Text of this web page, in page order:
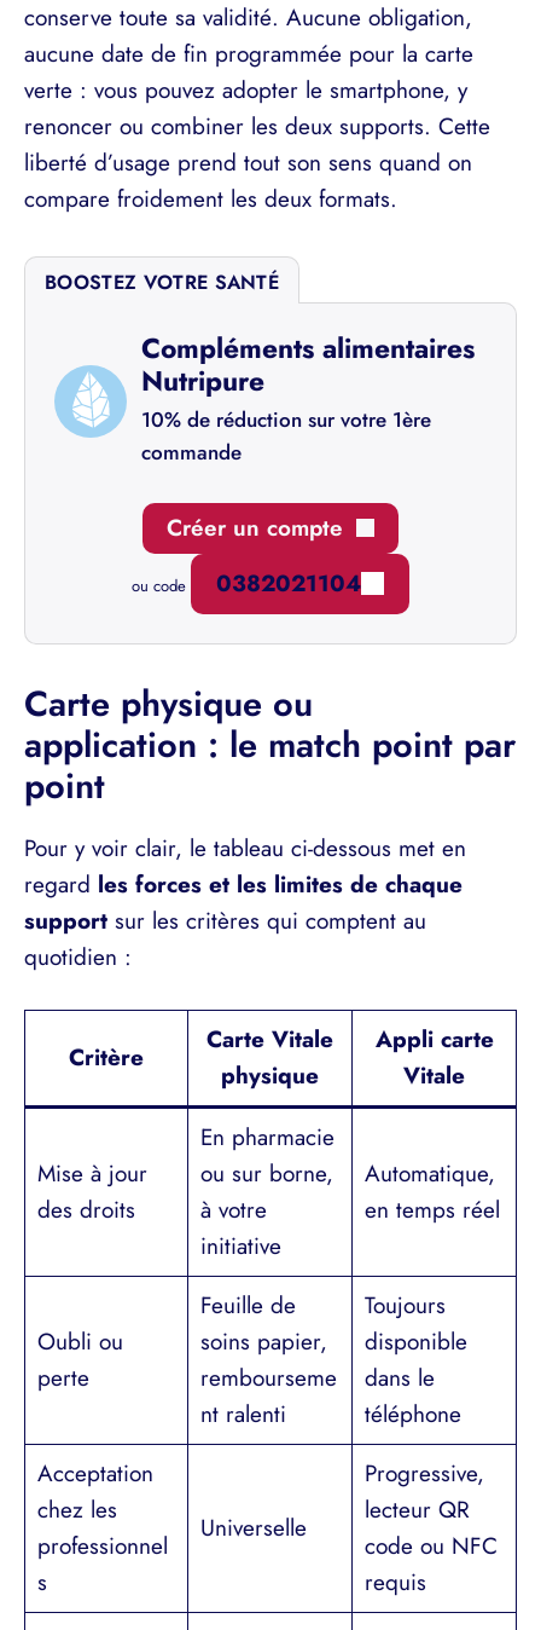
conserve toute sa validité. Aucune obligation,
aucune date de fin programmée pour la carte
verte : vous pouvez adopter le smartphone, y
renoncer ou combiner les deux supports. Cette
liberté d’usage prend tout son sens quand on
compare froidement les deux formats.
BOOSTEZ VOTRE SANTÉ
Compléments alimentaires
Nutripure
10% de réduction sur votre 1ère
commande
Créer un compte
ou code 0382021104
Carte physique ou
application : le match point par
point
Pour y voir clair, le tableau ci-dessous met en
regard les forces et les limites de chaque
support sur les critères qui comptent au
quotidien :
Critère
Carte Vitale
physique
Appli carte
Vitale
Mise à jour
des droits
En pharmacie
ou sur borne,
à votre
initiative
Automatique,
en temps réel
Oubli ou
perte
Feuille de
soins papier,
rembourseme
nt ralenti
Toujours
disponible
dans le
téléphone
Acceptation
chez les
professionnel
s
Universelle
Progressive,
lecteur QR
code ou NFC
requis